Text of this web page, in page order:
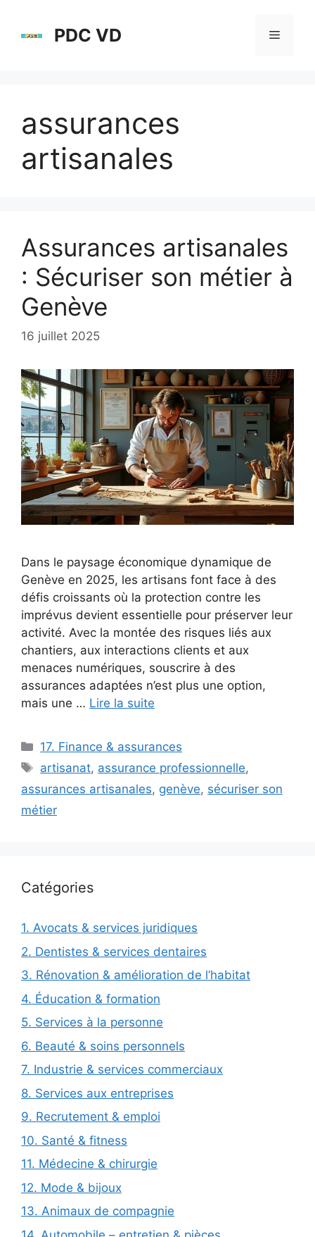
PDC VD Menu
assurances
artisanales
Assurances artisanales
: Sécuriser son métier à
Genève
16 juillet 2025
Dans le paysage économique dynamique de
Genève en 2025, les artisans font face à des
défis croissants où la protection contre les
imprévus devient essentielle pour préserver leur
activité. Avec la montée des risques liés aux
chantiers, aux interactions clients et aux
menaces numériques, souscrire à des
assurances adaptées n’est plus une option,
mais une … Lire la suite
Catégories
17. Finance & assurances
Étiquettes
artisanat, assurance professionnelle,
assurances artisanales, genève, sécuriser son
métier
Catégories
1. Avocats & services juridiques
2. Dentistes & services dentaires
3. Rénovation & amélioration de l’habitat
4. Éducation & formation
5. Services à la personne
6. Beauté & soins personnels
7. Industrie & services commerciaux
8. Services aux entreprises
9. Recrutement & emploi
10. Santé & fitness
11. Médecine & chirurgie
12. Mode & bijoux
13. Animaux de compagnie